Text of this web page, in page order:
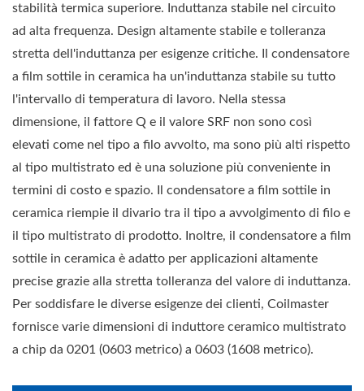
stabilità termica superiore. Induttanza stabile nel circuito
ad alta frequenza. Design altamente stabile e tolleranza
stretta dell'induttanza per esigenze critiche. Il condensatore
a film sottile in ceramica ha un'induttanza stabile su tutto
l'intervallo di temperatura di lavoro. Nella stessa
dimensione, il fattore Q e il valore SRF non sono così
elevati come nel tipo a filo avvolto, ma sono più alti rispetto
al tipo multistrato ed è una soluzione più conveniente in
termini di costo e spazio. Il condensatore a film sottile in
ceramica riempie il divario tra il tipo a avvolgimento di filo e
il tipo multistrato di prodotto. Inoltre, il condensatore a film
sottile in ceramica è adatto per applicazioni altamente
precise grazie alla stretta tolleranza del valore di induttanza.
Per soddisfare le diverse esigenze dei clienti, Coilmaster
fornisce varie dimensioni di induttore ceramico multistrato
a chip da 0201 (0603 metrico) a 0603 (1608 metrico).